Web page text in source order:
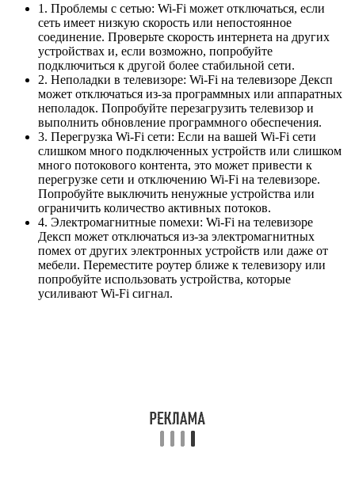
1. Проблемы с сетью: Wi-Fi может отключаться, если
сеть имеет низкую скорость или непостоянное
соединение. Проверьте скорость интернета на других
устройствах и, если возможно, попробуйте
подключиться к другой более стабильной сети.
2. Неполадки в телевизоре: Wi-Fi на телевизоре Дексп
может отключаться из-за программных или аппаратных
неполадок. Попробуйте перезагрузить телевизор и
выполнить обновление программного обеспечения.
3. Перегрузка Wi-Fi сети: Если на вашей Wi-Fi сети
слишком много подключенных устройств или слишком
много потокового контента, это может привести к
перегрузке сети и отключению Wi-Fi на телевизоре.
Попробуйте выключить ненужные устройства или
ограничить количество активных потоков.
4. Электромагнитные помехи: Wi-Fi на телевизоре
Дексп может отключаться из-за электромагнитных
помех от других электронных устройств или даже от
мебели. Переместите роутер ближе к телевизору или
попробуйте использовать устройства, которые
усиливают Wi-Fi сигнал.